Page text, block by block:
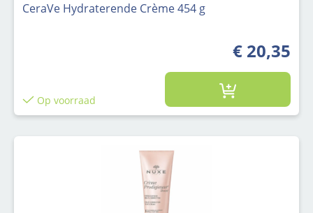
CeraVe Hydraterende Crème 454 g
€ 20,35
Op voorraad